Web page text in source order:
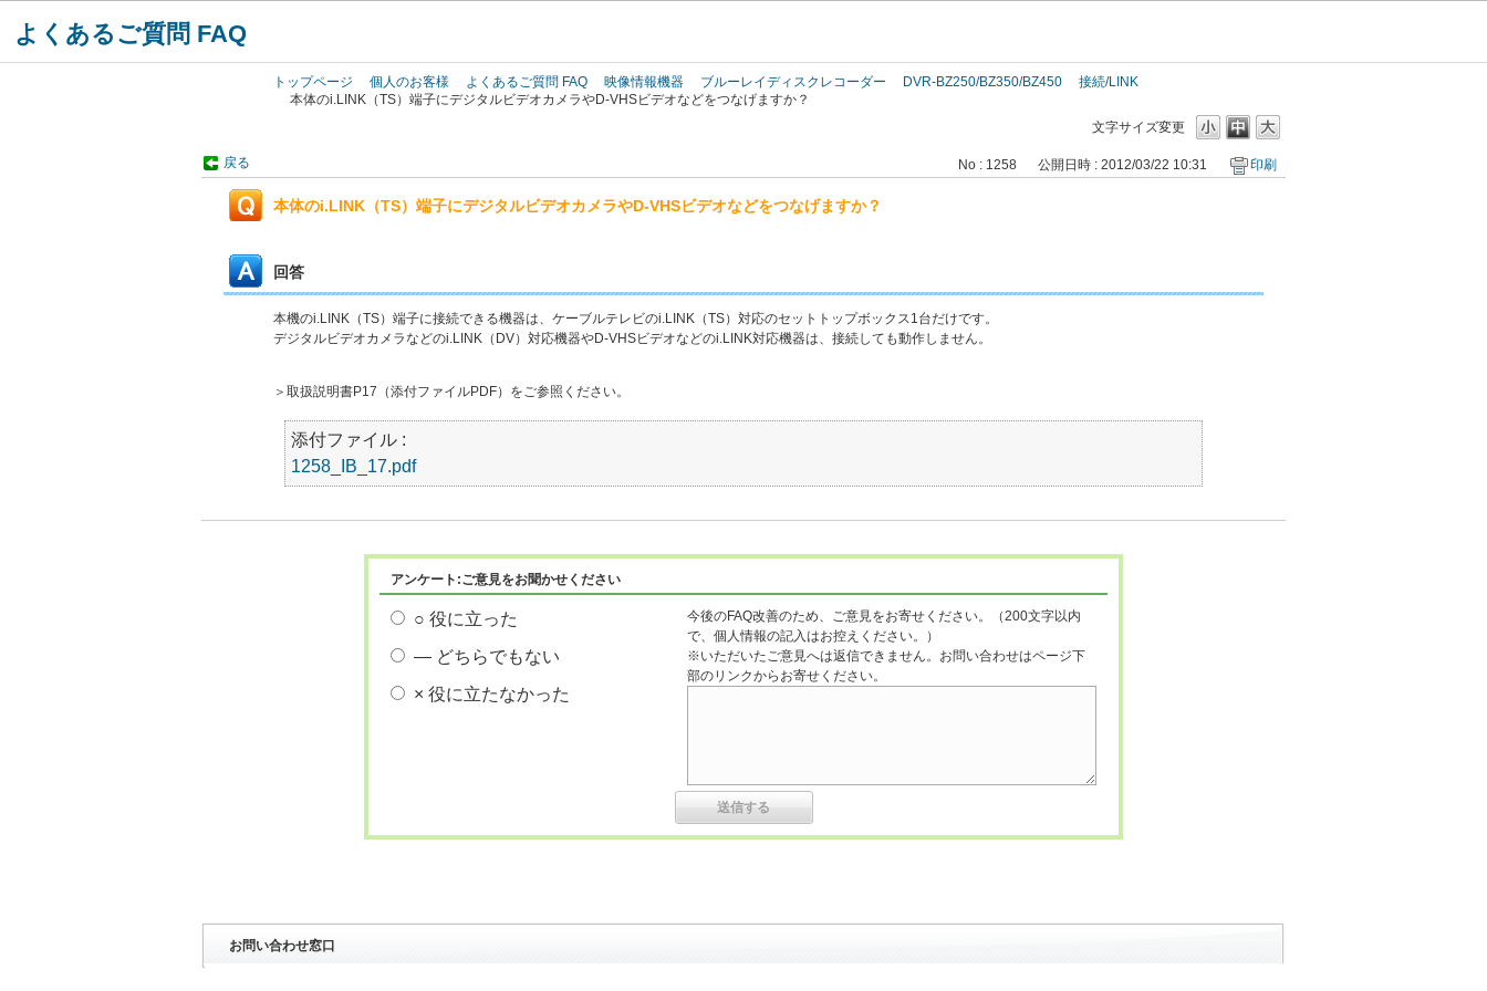
よくあるご質問 FAQ
トップページ 個人のお客様 よくあるご質問 FAQ 映像情報機器 ブルーレイディスクレコーダー DVR-BZ250/BZ350/BZ450
接続/LINK
本体のi.LINK（TS）端子にデジタルビデオカメラやD-VHSビデオなどをつなげますか？
文字サイズ変更
戻る No : 1258 公開日時 : 2012/03/22 10:31 印刷
本体のi.LINK（TS）端子にデジタルビデオカメラやD-VHSビデオなどをつなげますか？
回答
本機のi.LINK（TS）端子に接続できる機器は、ケーブルテレビのi.LINK（TS）対応のセットトップボックス1台だけです。
デジタルビデオカメラなどのi.LINK（DV）対応機器やD-VHSビデオなどのi.LINK対応機器は、接続しても動作しません。
＞取扱説明書P17（添付ファイルPDF）をご参照ください。
添付ファイル :
1258_IB_17.pdf
アンケート:ご意見をお聞かせください
○ 役に立った
― どちらでもない
× 役に立たなかった
今後のFAQ改善のため、ご意見をお寄せください。（200文字以内
で、個人情報の記入はお控えください。）
※いただいたご意見へは返信できません。お問い合わせはページ下
部のリンクからお寄せください。
お問い合わせ窓口